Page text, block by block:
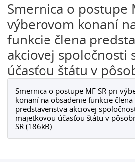
Smernica o postupe
výberovom konaní
funkcie člena
akciovej spoločnosti
účasťou štátu v
Smernica o postupe MF SR pri
konaní na obsadenie funkcie člena
predstavenstva akciovej
majetkovou účasťou štátu v
SR (186kB)